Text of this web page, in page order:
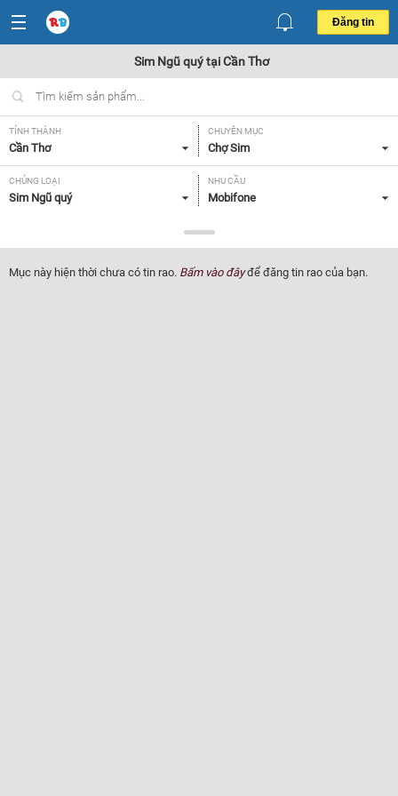
Đăng tin
Sim Ngũ quý tại Cần Thơ
TỈNH THÀNH
Cần Thơ
CHUYÊN MỤC
Chợ Sim
CHỦNG LOẠI
Sim Ngũ quý
NHU CẦU
Mobifone
Tất cả
Mục này hiện thời chưa có tin rao. Bấm vào đâyđể đăng tin rao của bạn.